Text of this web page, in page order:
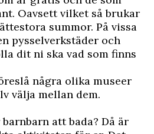
Oavsett vilket så brukar
summor. På vissa
pysselverkstäder och
dit ni ska vad som finns
några olika museer
välja mellan dem.
att bada? Då är